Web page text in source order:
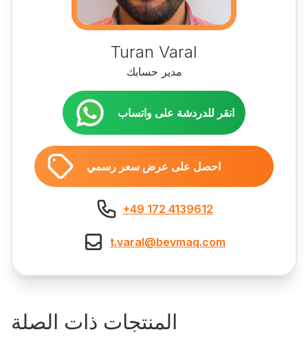
Turan Varal
مدير حسابك
انقر للدردشة على واتساب
احصل على عرض سعر رسمي
+49 172 4139612
t.varal@bevmaq.com
المنتجات ذات الصلة